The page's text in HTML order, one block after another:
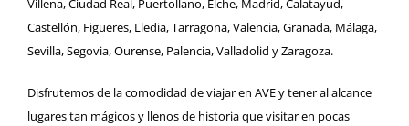
Villena, Ciudad Real, Puertollano, Elche, Madrid, Calatayud,
Castellón, Figueres, Lledia, Tarragona, Valencia, Granada, Málaga,
Sevilla, Segovia, Ourense, Palencia, Valladolid y Zaragoza.
Disfrutemos de la comodidad de viajar en AVE y tener al alcance
lugares tan mágicos y llenos de historia que visitar en pocas